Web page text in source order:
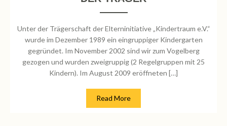
Unter der Trägerschaft der Elterninitiative „Kindertraum e.V.“
wurde im Dezember 1989 ein eingruppiger Kindergarten
gegründet. Im November 2002 sind wir zum Vogelberg
gezogen und wurden zweigruppig (2 Regelgruppen mit 25
Kindern). Im August 2009 eröffneten […]
Read More